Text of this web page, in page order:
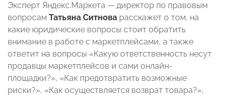
Эксперт Яндекс.Маркета — директор по правовым
вопросам Татьяна Ситнова расскажет о том, на
какие юридические вопросы стоит обратить
внимание в работе с маркетплейсами, а также
ответит на вопросы «Какую ответственность несут
продавцы маркетплейсов и сами онлайн-
площадки?», «Как предотвратить возможные
риски?», «Как осуществляется возврат товара?»,